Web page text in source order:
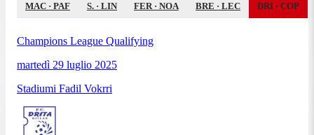
MAC · PAF S. · LIN FER· NOA BRE · LEC DRI · COP
Champions League Qualifying
martedì 29 luglio 2025
Stadiumi Fadil Vokrri